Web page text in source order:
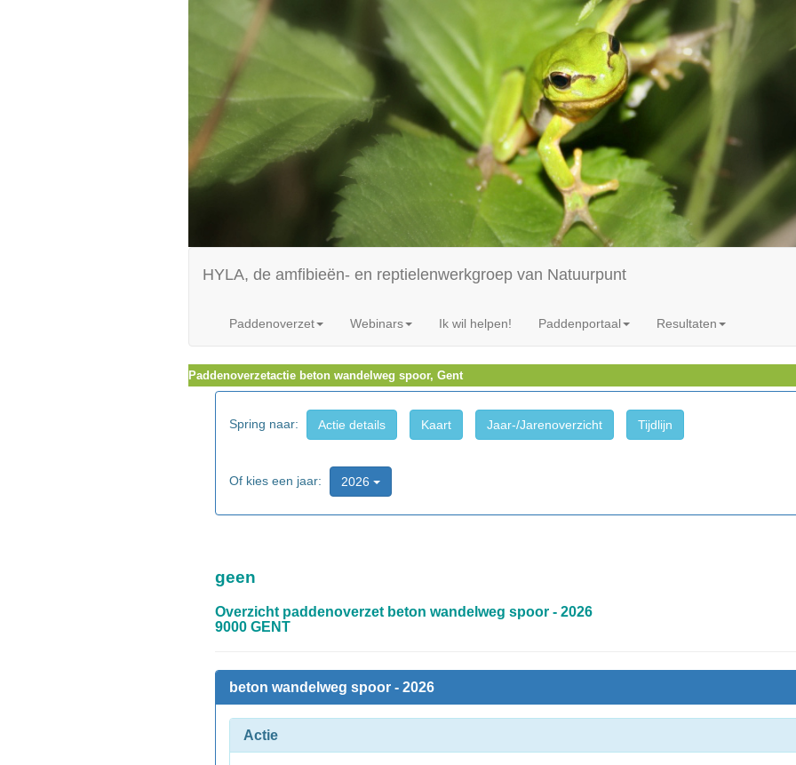
HYLA, de amfibieën- en reptielenwerkgroep van Natuurpunt
Paddenoverzet Webinars Ik wil helpen! Paddenportaal Resultaten
Paddenoverzetactie beton wandelweg spoor, Gent
Spring naar: Actie details Kaart Jaar-/Jarenoverzicht Tijdlijn
Of kies een jaar: 2026
geen
Overzicht paddenoverzet beton wandelweg spoor - 2026
9000 GENT
beton wandelweg spoor - 2026
Actie